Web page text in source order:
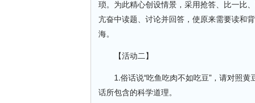
琐。为此精心创设情景，采用抢答、比一比
亢奋中读题、讨论并回答，使原来需要读和
海。
【活动二】
1.俗话说“吃鱼吃肉不如吃豆”，请对照
话所包含的科学道理。